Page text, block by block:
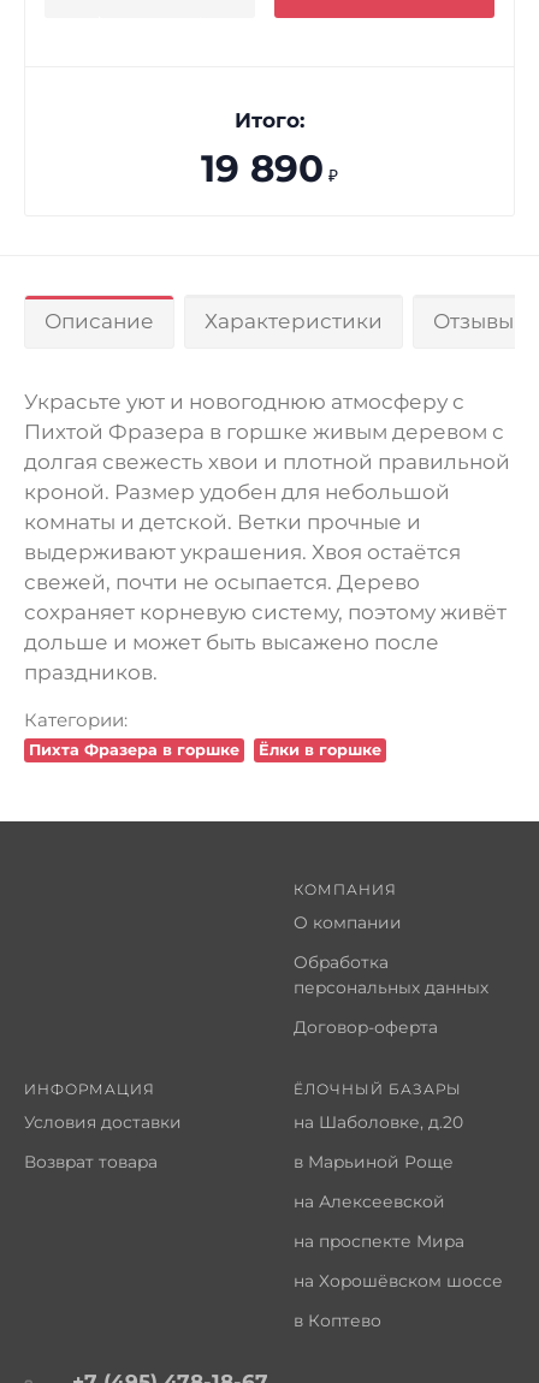
Итого:
19 890 ₽
Описание Характеристики Отзывы 0
Украсьте уют и новогоднюю атмосферу с
Пихтой Фразера в горшке живым деревом с
долгая свежесть хвои и плотной правильной
кроной. Размер удобен для небольшой
комнаты и детской. Ветки прочные и
выдерживают украшения. Хвоя остаётся
свежей, почти не осыпается. Дерево
сохраняет корневую систему, поэтому живёт
дольше и может быть высажено после
праздников.
Категории:
Пихта Фразера в горшке Ёлки в горшке
КОМПАНИЯ
О компании
Обработка
персональных данных
Договор-оферта
ИНФОРМАЦИЯ
Условия доставки
Возврат товара
ЁЛОЧНЫЙ БАЗАРЫ
на Шаболовке, д.20
в Марьиной Роще
на Алексеевской
на проспекте Мира
на Хорошёвском шоссе
в Коптево